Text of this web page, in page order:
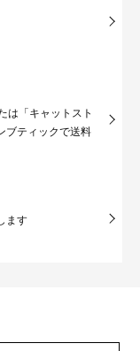
は「キャットスト
ブティックで送料
ます